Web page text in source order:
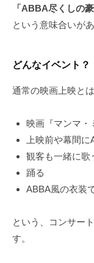
「ABBA尽くしの
という意味合いがあ
どんなイベント？
通常の映画上映とは
映画『マンマ・
上映前や幕間
観客も一緒に歌
踊る
ABBA風の衣装
という、コンサー
す。